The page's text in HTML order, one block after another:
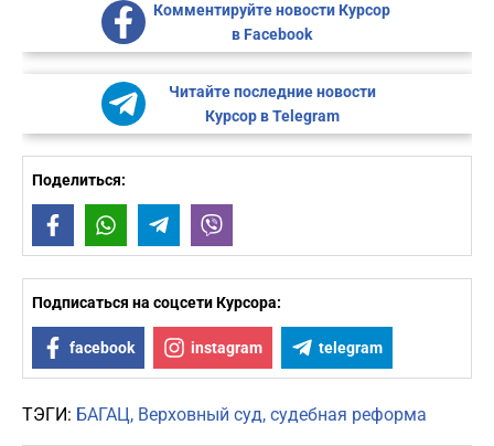
Комментируйте новости Курсор
в Facebook
Читайте последние новости
Курсор в Telegram
Поделиться:
FacebookWhatsAppTelegram
Подписаться на соцсети Курсора:
facebook instagram telegram
ТЭГИ: БАГАЦ Верховный суд судебная реформа